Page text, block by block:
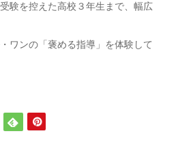
験を控えた高校３年生まで、幅広
ワンの「褒める指導」を体験して